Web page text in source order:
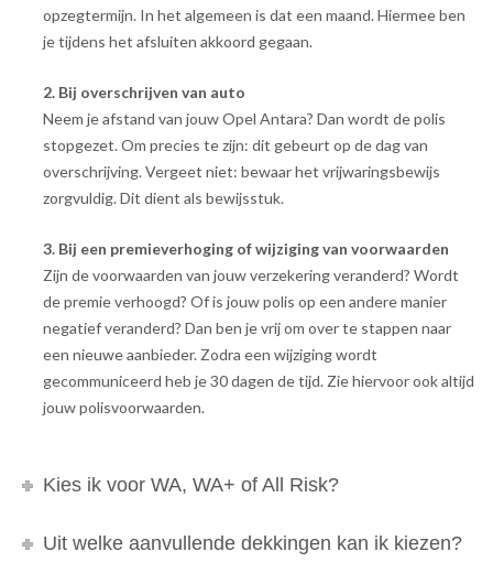
opzegtermijn. In het algemeen is dat een maand. Hiermee ben
je tijdens het afsluiten akkoord gegaan.
2. Bij overschrijven van auto
Neem je afstand van jouw Opel Antara? Dan wordt de polis
stopgezet. Om precies te zijn: dit gebeurt op de dag van
overschrijving. Vergeet niet: bewaar het vrijwaringsbewijs
zorgvuldig. Dit dient als bewijsstuk.
3. Bij een premieverhoging of wijziging van voorwaarden
Zijn de voorwaarden van jouw verzekering veranderd? Wordt
de premie verhoogd? Of is jouw polis op een andere manier
negatief veranderd? Dan ben je vrij om over te stappen naar
een nieuwe aanbieder. Zodra een wijziging wordt
gecommuniceerd heb je 30 dagen de tijd. Zie hiervoor ook altijd
jouw polisvoorwaarden.
Kies ik voor WA, WA+ of All Risk?
Uit welke aanvullende dekkingen kan ik kiezen?